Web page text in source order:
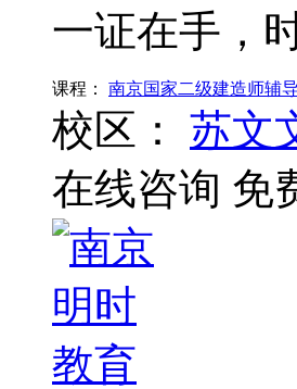
一证在手，
课程： 南京国家二级建造师辅导
校区：
苏文
在线咨询 免